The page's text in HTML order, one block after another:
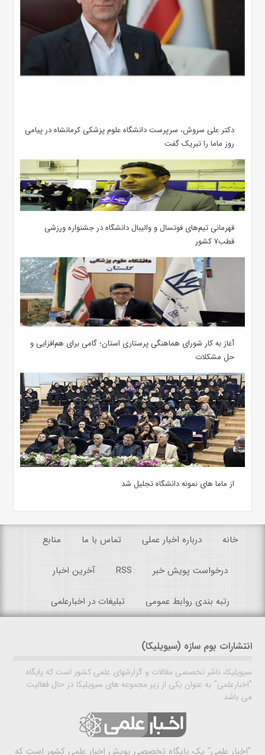
دکتر علی سروش، سرپرست دانشگاه علوم پزشکی کرمانشاه در پیامی
روز ماما را تبریک گفت
قهرمانی تیم‌های فوتسال و والیبال دانشگاه در جشنواره ورزشی
قطب۷ کشور
آغاز به کار شورای هماهنگی پرستاری استان؛ گامی برای هم‌افزایی و
حل مشکلات
از ماما های نمونه دانشگاه تجلیل شد
خانه درباره اخبار عملی تماس با ما منابع
درخواست پویش خبر RSS آخرین اخبار
رتبه بندی روابط عمومی تبلیغات در اخبارعلمی
انتشارات بوم سازه (سیویلیکا)
سیویلیکا، ناشر تخصصی مقالات و گزارشهای علمی کشور است که پایگاه
"اخبارعلمی" به عنوان یکی از زیر مجموعه های سیویلیکا در حال فعالیت
می باشد.
"اخبار علمی" یک پایگاه تخصصی پویش اخبار علمی کشور است که